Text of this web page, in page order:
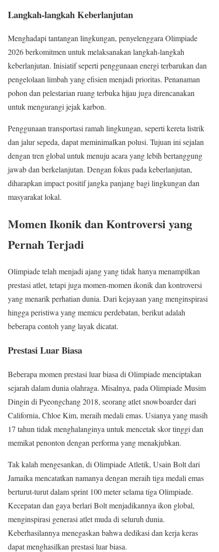
Langkah-langkah Keberlanjutan
Menghadapi tantangan lingkungan, penyelenggara Olimpiade
2026 berkomitmen untuk melaksanakan langkah-langkah
keberlanjutan. Inisiatif seperti penggunaan energi terbarukan dan
pengelolaan limbah yang efisien menjadi prioritas. Penanaman
pohon dan pelestarian ruang terbuka hijau juga direncanakan
untuk mengurangi jejak karbon.
Penggunaan transportasi ramah lingkungan, seperti kereta listrik
dan jalur sepeda, dapat meminimalkan polusi. Tujuan ini sejalan
dengan tren global untuk menuju acara yang lebih bertanggung
jawab dan berkelanjutan. Dengan fokus pada keberlanjutan,
diharapkan impact positif jangka panjang bagi lingkungan dan
masyarakat lokal.
Momen Ikonik dan Kontroversi yang
Pernah Terjadi
Olimpiade telah menjadi ajang yang tidak hanya menampilkan
prestasi atlet, tetapi juga momen-momen ikonik dan kontroversi
yang menarik perhatian dunia. Dari kejayaan yang menginspirasi
hingga peristiwa yang memicu perdebatan, berikut adalah
beberapa contoh yang layak dicatat.
Prestasi Luar Biasa
Beberapa momen prestasi luar biasa di Olimpiade menciptakan
sejarah dalam dunia olahraga. Misalnya, pada Olimpiade Musim
Dingin di Pyeongchang 2018, seorang atlet snowboarder dari
California, Chloe Kim, meraih medali emas. Usianya yang masih
17 tahun tidak menghalanginya untuk mencetak skor tinggi dan
memikat penonton dengan performa yang menakjubkan.
Tak kalah mengesankan, di Olimpiade Atletik, Usain Bolt dari
Jamaika mencatatkan namanya dengan meraih tiga medali emas
berturut-turut dalam sprint 100 meter selama tiga Olimpiade.
Kecepatan dan gaya berlari Bolt menjadikannya ikon global,
menginspirasi generasi atlet muda di seluruh dunia.
Keberhasilannya menegaskan bahwa dedikasi dan kerja keras
dapat menghasilkan prestasi luar biasa.